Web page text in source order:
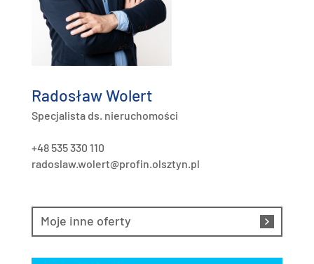
Radosław Wolert
Specjalista ds. nieruchomości
+48 535 330 110
radoslaw.wolert@profin.olsztyn.pl
Moje inne oferty